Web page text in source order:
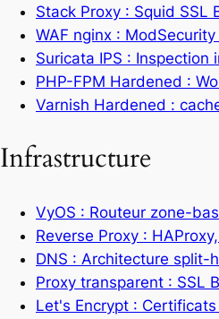
Stack Proxy : Squid SSL
WAF nginx : ModSecurity
Suricata IPS : Inspection
PHP-FPM Hardened :
Varnish Hardened :
Infrastructure
VyOS : Routeur zone-
Reverse Proxy :
DNS : Architecture split-
Proxy transparent : SSL
Let's Encrypt :